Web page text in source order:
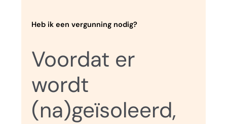
Heb ik een vergunning nodig?
Voordat er
wordt
(na)geïsoleerd,